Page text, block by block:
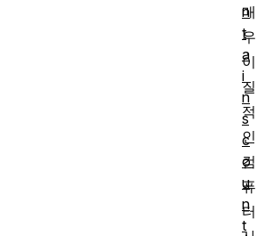
매
우
이
질
적
인
컴
퓨
터
n
t
a
i
n
s
c
o
u
n
t